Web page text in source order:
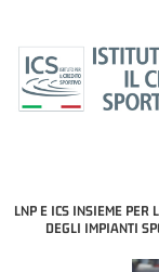
LNP E ICS INSIEME PER
DEGLI IMPIANTI